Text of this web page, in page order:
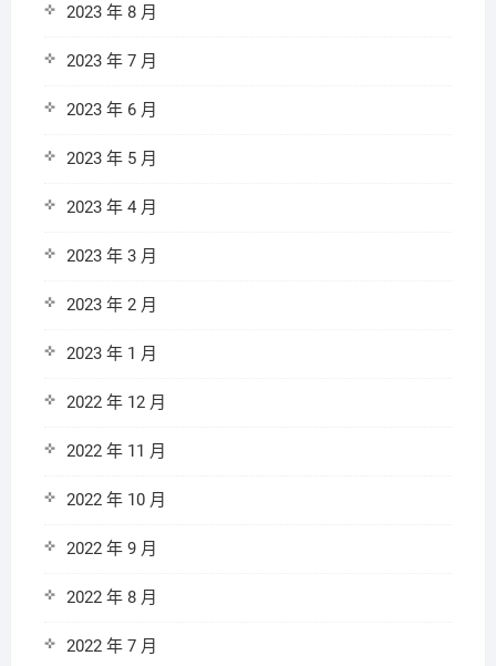
2023 年 8 月
2023 年 7 月
2023 年 6 月
2023 年 5 月
2023 年 4 月
2023 年 3 月
2023 年 2 月
2023 年 1 月
2022 年 12 月
2022 年 11 月
2022 年 10 月
2022 年 9 月
2022 年 8 月
2022 年 7 月